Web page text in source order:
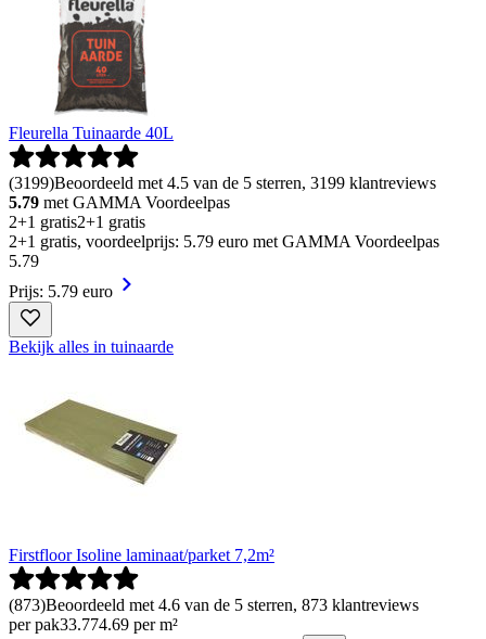
Fleurella Tuinaarde 40L
(3199)Beoordeeld met 4.5 van de 5 sterren, 3199 klantreviews
5.79 met GAMMA Voordeelpas
2+1 gratis2+1 gratis
2+1 gratis, voordeelprijs: 5.79 euro met GAMMA Voordeelpas
5.79
Prijs: 5.79 euro
Bekijk alles in tuinaarde
Firstfloor Isoline laminaat/parket 7,2m²
(873)Beoordeeld met 4.6 van de 5 sterren, 873 klantreviews
per pak33.774.69 per m²